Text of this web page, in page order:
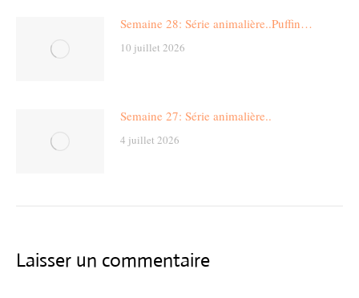
Semaine 28: Série animalière..Puffin…
10 juillet 2026
Semaine 27: Série animalière..
4 juillet 2026
Laisser un commentaire